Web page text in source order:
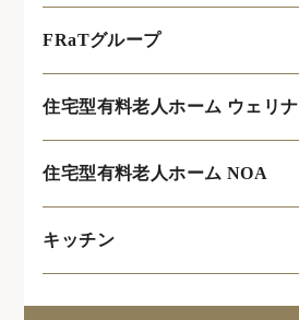
FRaTグループ
住宅型有料老人ホーム ウェリナ
住宅型有料老人ホーム NOA
キッチン